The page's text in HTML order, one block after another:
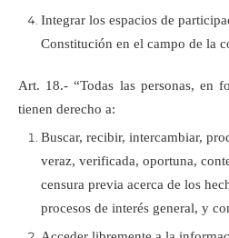
Integrar los espacios de
Constitución en el campo de la
Art. 18.- “Todas las personas, en
tienen derecho a:
Buscar, recibir, intercambiar,
veraz, verificada, oportuna,
censura previa acerca de los
procesos de interés general, y